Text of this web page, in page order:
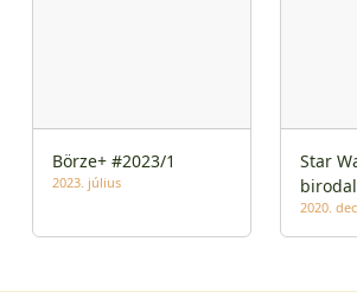
Börze+ #2023/1
2023. július
Star
2020.